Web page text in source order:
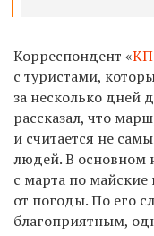
Корреспондент «КП
с туристами,
за несколько дней
рассказал, что
и считается не
людей. В основном
с марта по
от погоды. По его
благоприятным,